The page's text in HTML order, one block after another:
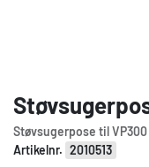
Støvsugerpose til VP300
Artikelnr. 2010513